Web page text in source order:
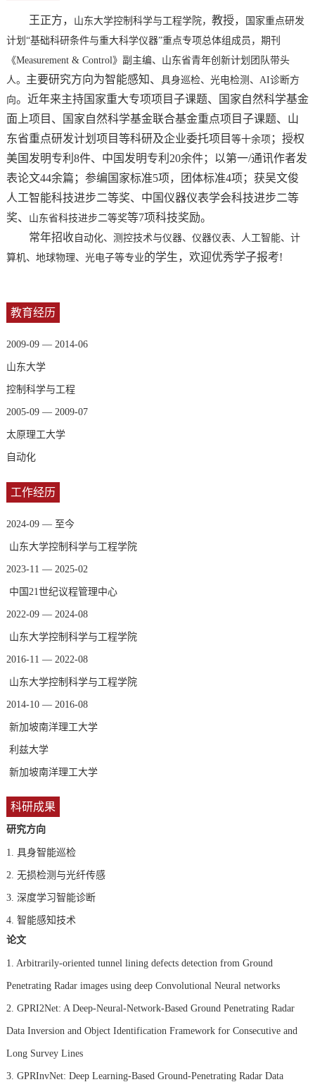
王正方， 山东大学控制科学与工程学院， 教授，
国家重点研发
计划“基础科研条件与重大科学仪器”重点专项总体组成员，期刊
《Measurement & Control》副 主编、山东省青年创新计划团队带头
人。 主要研究方向为智能感知、 具身巡检、光电检测、AI诊断方
向。 近年来主持国家重大专项项目子课题、国家自然科学基金
面上项目、国家自然科学基金联合基金重点项目子课题、山
东省重点研发计划项目等科研及企业委托项目 等十余项；授权
美国发明专利 8件、中国发明专利 20余件；以第一/通讯作者发
表论文44余篇；参编国家标准5项，团体标准4项；获吴文俊
人工智能科技进步二等奖、 中国仪器仪表学会科技进步二等
奖、
山东省科技进步二等奖等7项科技奖励。
常年招收自动化、测控技术与仪器、仪器仪表、人工智能、计
算机、地球物理、光电子等专业的学生，欢迎优秀学子报考!
教育经历
2009-09 — 2014-06
山东大学
控制科学与工程
2005-09 — 2009-07
太原理工大学
自动化
工作经历
2024-09 — 至今
山东大学控制科学与工程学院
2023-11 — 2025-02
中国21世纪议程管理中心
2022-09 — 2024-08
山东大学控制科学与工程学院
2016-11 — 2022-08
山东大学控制科学与工程学院
2014-10 — 2016-08
新加坡南洋理工大学
利兹大学
新加坡南洋理工大学
科研成果
研究方向
1. 具身智能巡检
2. 无损检测与光纤传感
3. 深度学习智能诊断
4. 智能感知技术
论文
1. Arbitrarily-oriented tunnel lining defects detection from Ground
Penetrating Radar images using deep Convolutional Neural networks
2. GPRI2Net: A Deep-Neural-Network-Based Ground Penetrating Radar
Data Inversion and Object Identification Framework for Consecutive and
Long Survey Lines
3. GPRInvNet: Deep Learning-Based Ground-Penetrating Radar Data